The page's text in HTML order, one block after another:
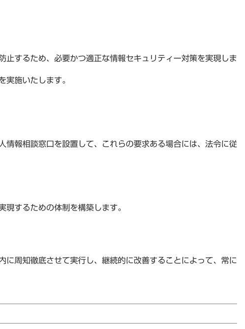
するため、必要かつ適正な情報セキュリティー対策を実現しま
施いたします。
報相談窓口を設置して、これらの要求ある場合には、法令に従
するための体制を構築します。
周知徹底させて実行し、継続的に改善することによって、常に